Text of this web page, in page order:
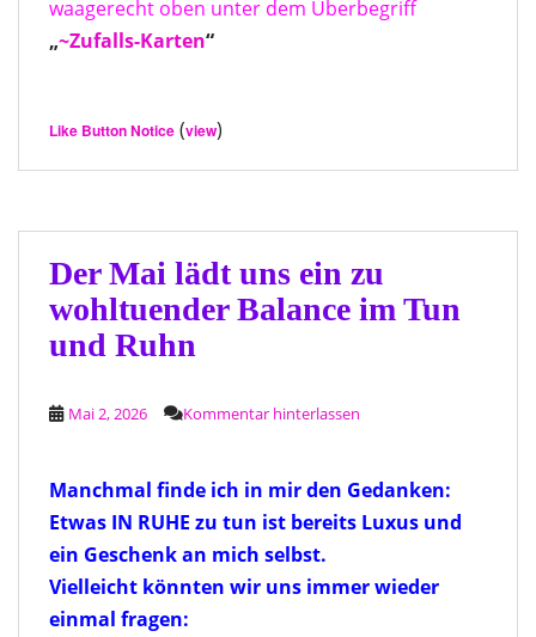
waagerecht oben unter dem Überbegriff
„~Zufalls-Karten“
Like Button Notice (view)
Der Mai lädt uns ein zu
wohltuender Balance im Tun
und Ruhn
Mai 2, 2026 Kommentar hinterlassen
Manchmal finde ich in mir den Gedanken:
Etwas IN RUHE zu tun ist bereits Luxus und
ein Geschenk an mich selbst.
Vielleicht könnten wir uns immer wieder
einmal fragen: